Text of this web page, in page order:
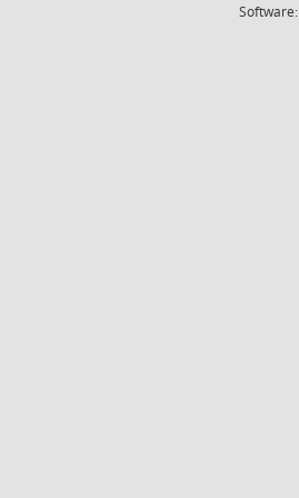
Software: